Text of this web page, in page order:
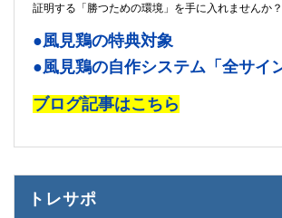
証明する「勝つための環境」を手に入れませんか？
●風見鶏の特典対象
●風見鶏の自作システム「全サイ
ブログ記事はこちら
トレサポ